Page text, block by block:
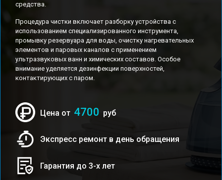
средства.
Процедура чистки включает разборку устройства с
использованием специализированного инструмента,
промывку резервуара для воды, очистку нагревательных
элементов и паровых каналов с применением
ультразвуковых ванн и химических составов. Особое
внимание уделяется дезинфекции поверхностей,
контактирующих с паром.
Цена от 4700 руб
Экспресс ремонт в день обращения
Гарантия до 3-х лет